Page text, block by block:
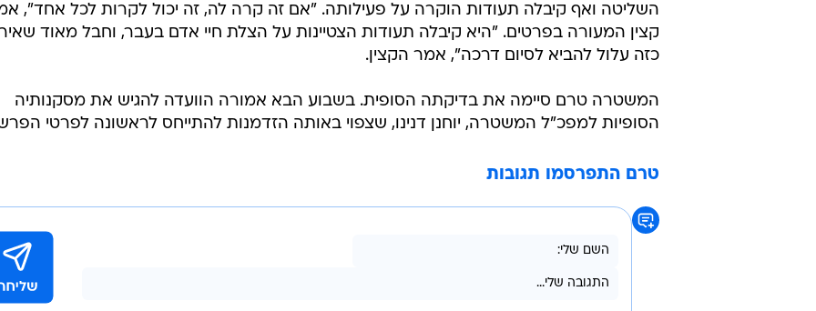
השליטה ואף קיבלה תעודות הוקרה על פעילותה. "אם זה קרה לה, זה יכול לקרות לכל אחד",
קצין המעורה בפרטים. "היא קיבלה תעודות הצטיינות על הצלת חיי אדם בעבר, וחבל מאוד
כזה עלול להביא לסיום דרכה", אמר הקצין.
המשטרה טרם סיימה את בדיקתה הסופית. בשבוע הבא אמורה הוועדה להגיש את מסקנותיה
הסופיות למפכ"ל המשטרה, יוחנן דנינו, שצפוי באותה הזדמנות להתייחס לראשונה לפרטי
טרם התפרסמו תגובות